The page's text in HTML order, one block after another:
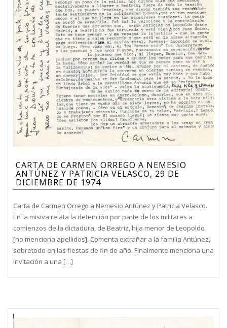
CARTA DE CARMEN ORREGO A NEMESIO
ANTÚNEZ Y PATRICIA VELASCO, 29 DE
DICIEMBRE DE 1974
Carta de Carmen Orrego a Nemesio Antúnez y Patricia Velasco.
En la misiva relata la detención por parte de los militares a
comienzos de la dictadura, de Beatriz, hija menor de Leopoldo
[no menciona apellidos]. Comenta extrañar a la familia Antúnez,
sobretodo en las fiestas de fin de año. Finalmente menciona una
invitación a una […]